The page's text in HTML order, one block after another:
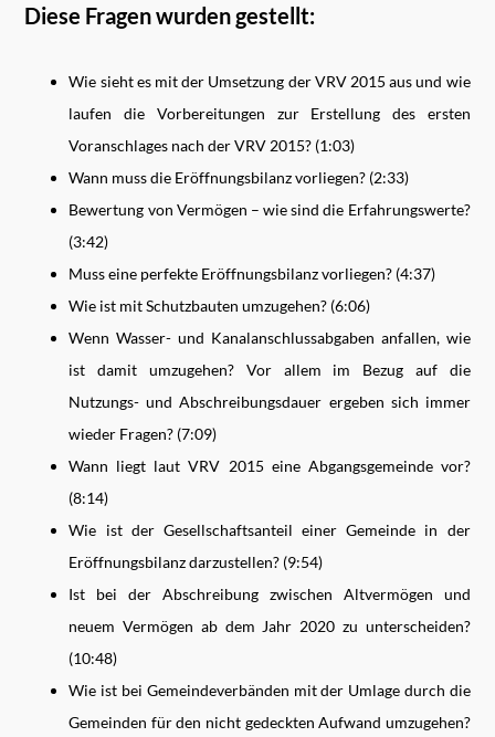
Diese Fragen wurden gestellt:
Wie sieht es mit der Umsetzung der VRV 2015 aus und wie
laufen die Vorbereitungen zur Erstellung des ersten
Voranschlages nach der VRV 2015? (1:03)
Wann muss die Eröffnungsbilanz vorliegen? (2:33)
Bewertung von Vermögen – wie sind die Erfahrungswerte?
(3:42)
Muss eine perfekte Eröffnungsbilanz vorliegen? (4:37)
Wie ist mit Schutzbauten umzugehen? (6:06)
Wenn Wasser- und Kanalanschlussabgaben anfallen, wie
ist damit umzugehen? Vor allem im Bezug auf die
Nutzungs- und Abschreibungsdauer ergeben sich immer
wieder Fragen? (7:09)
Wann liegt laut VRV 2015 eine Abgangsgemeinde vor?
(8:14)
Wie ist der Gesellschaftsanteil einer Gemeinde in der
Eröffnungsbilanz darzustellen? (9:54)
Ist bei der Abschreibung zwischen Altvermögen und
neuem Vermögen ab dem Jahr 2020 zu unterscheiden?
(10:48)
Wie ist bei Gemeindeverbänden mit der Umlage durch die
Gemeinden für den nicht gedeckten Aufwand umzugehen?